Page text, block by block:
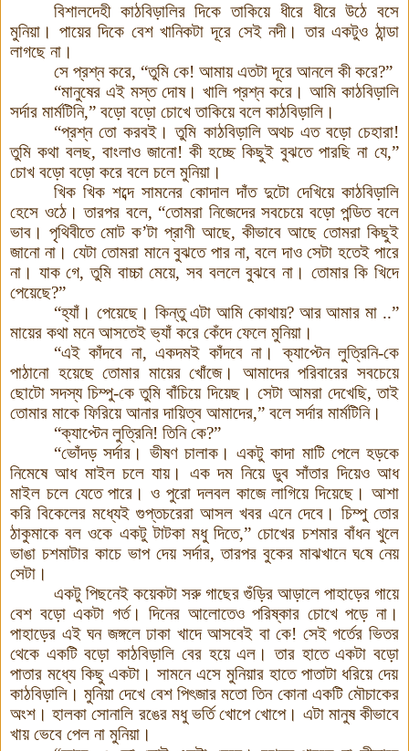
বিশালদেহী কাঠবিড়ালির দিকে তাকিয়ে ধীরে ধীরে উঠে বসে
মুনিয়া। পায়ের দিকে বেশ খানিকটা দূরে সেই নদী। তার একটুও ঠান্ডা
লাগছে না ।
সে প্রশ্ন করে, “তুমি কে! আমায় এতটা দূরে আনলে কীকরে?”
“মানুষের এই মস্ত দোষ। খালি প্রশ্ন করে। আমি কাঠবিড়ালি
সর্দার মার্মটিনি,” বড়ো বড়ো চোখে তাকিয়ে বলে কাঠবিড়ালি ।
“প্রশ্ন তো করবই। তুমি কাঠবিড়ালি অথচ এত বড়োচেহারা!
তুমি কথা বলছ, বাংলাও জানো! কীহচ্ছে কিছুই বুঝতে পারছি না যে,”
চোখ বড়ো বড়ো করে বলে চলে মুনিয়া ।
খিক খিক শব্দে সামনের কোদাল দাঁত দুটো দেখিয়ে কাঠবিড়ালি
হেসে ওঠে। তারপর বলে, “তোমরা নিজেদের সবচেয়ে বড়োপন্ডিত বলে
ভাব ।পৃথিবীতে মোট ক’টা প্রাণী আছে, কীভাবে আছে তোমরা কিছুই
জানো না । যেটা তোমরা মানে বুঝতে পারনা, বলে দাও সেটা হতেই পারে
না। যাক গে, তুমি বাচ্চা মেয়ে,সব বললে বুঝবে না। তোমার কি খিদে
পেয়েছে?”
“হ্যাঁ। পেয়েছে। কিন্তু এটা আমি কোথায়? আর আমার মা ..”
মায়ের কথা মনে আসতেই ভ্যাঁ করে কেঁদে ফেলে মুনিয়া ।
“এই কাঁদবে না, একদমই কাঁদবে না। ক্যাপ্টেন লুত্রিনি-কে
পাঠানো হয়েছে তোমার মায়ের খোঁজে। আমাদের পরিবারের সবচেয়ে
ছোটো সদস্য চিম্পু-কে তুমি বাঁচিয়ে দিয়েছ। সেটা আমরা দেখেছি, তাই
তোমার মাকে ফিরিয়ে আনার দায়িত্ব আমাদের,” বলে সর্দার মার্মটিনি।
“ক্যাপ্টেন লুত্রিনি! তিনি কে?”
“ভোঁদড় সর্দার। ভীষণ চালাক। একটু কাদা মাটি পেলে হড়কে
নিমেষে আধ মাইল চলে যায়। এক দম নিয়ে ডুব সাঁতার দিয়েও আধ
মাইল চলে যেতে পারে। ও পুরো দলবল কাজে লাগিয়ে দিয়েছে। আশা
করি বিকেলের মধ্যেই গুপ্তচরেরা আসল খবর এনে দেবে । চিম্পু তোর
ঠাকুমাকে বল ওকে একটু টাটকা মধু দিতে,” চোখের চশমার বাঁধন খুলে
ভাঙা চশমাটার কাচে ভাপ দেয় সর্দার, তারপর বুকের মাঝখানে ঘষেনেয়
সেটা ।
একটু পিছনেই কয়েকটা সরু গাছের গুঁড়ির আড়ালে পাহাড়ের গায়ে
বেশ বড়োএকটা গর্ত। দিনের আলোতেও পরিষ্কার চোখে পড়ে না।
পাহাড়ের এই ঘন জঙ্গলে ঢাকা খাদে আসবেই বা কে! সেই গর্তের ভিতর
থেকে একটি বড়ো কাঠবিড়ালি বের হয়েএল ।তার হাতে একটা বড়ো
পাতার মধ্যে কিছু একটা। সামনে এসে মুনিয়ার হাতে পাতাটা ধরিয়ে দেয়
কাঠবিড়ালি। মুনিয়া দেখে বেশ পিৎজারমতো তিন কোনা একটি মৌচাকের
অংশ। হালকা সোনালি রঙের মধু ভর্তি খোপে খোপে। এটা মানুষ কীভাবে
খায় ভেবে পেল না মুনিয়া ।